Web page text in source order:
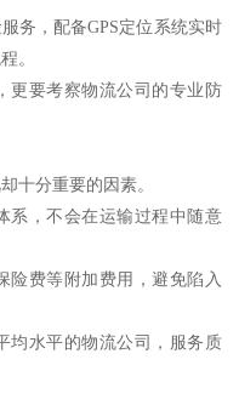
务，配备GPS定位系统实时
。
更要考察物流公司的专业防
十分重要的因素。
系，不会在运输过程中随意
险费等附加费用，避免陷入
均水平的物流公司，服务质